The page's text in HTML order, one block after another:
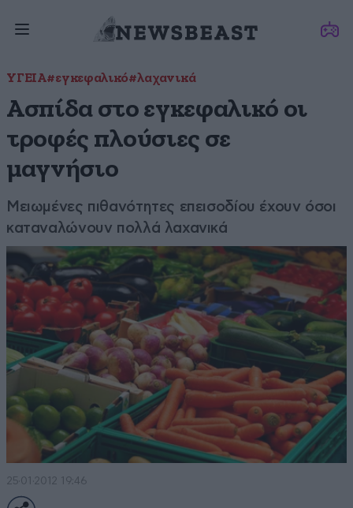
ΥΓΕΙΑ#εγκεφαλικό#λαχανικά
Ασπίδα στο εγκεφαλικό οι
τροφές πλούσιες σε
μαγνήσιο
Μειωμένες πιθανότητες επεισοδίου έχουν όσοι
καταναλώνουν πολλά λαχανικά
25·01·2012 19:46